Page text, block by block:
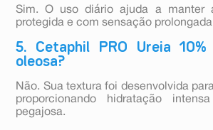
Sim. O uso diário ajuda a manter
protegida e com sensação
5. Cetaphil PRO Ureia
oleosa?
Não. Sua textura foi desenvolvida
proporcionando hidratação
pegajosa.